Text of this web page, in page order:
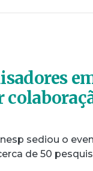
sediou o
de 50